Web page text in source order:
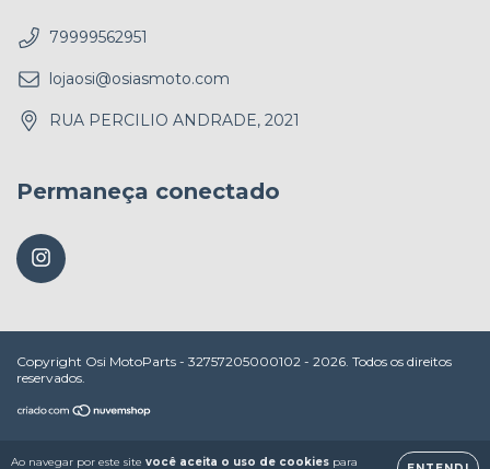
Ao navegar por este site você aceita o uso de cookies para
79999562951
lojaosi@osiasmoto.com
RUA PERCILIO ANDRADE, 2021
Permaneça conectado
Copyright Osi MotoParts - 32757205000102 - 2026. Todos os direitos
reservados.